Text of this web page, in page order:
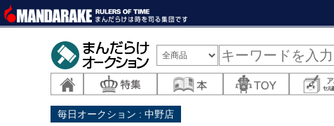
毎日オークション : 中野店